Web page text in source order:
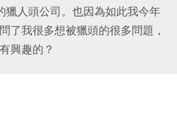
獵人頭公司。也因為如此我今年
了我很多想被獵頭的很多問題，
興趣的？